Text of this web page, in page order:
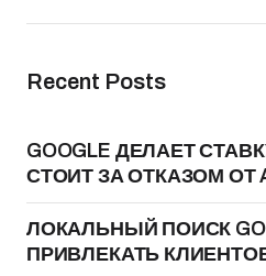
Recent Posts
GOOGLE ДЕЛАЕТ
СТОИТ ЗА ОТКАЗОМ ОТ
ЛОКАЛЬНЫЙ ПОИСК
ПРИВЛЕКАТЬ